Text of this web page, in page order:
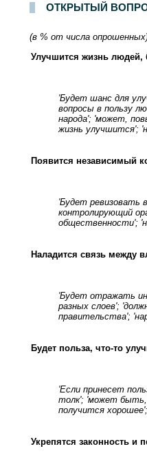
ОТКРЫТЫЙ
(в % от числа
Улучшится жизнь людей,
'Будет шанс для
вопросы в пользу
народа'; 'может,
жизнь улучшится';
Появится независимый
'Будет ревизовать
контролирующий
общественности';
Наладится связь между
'Будет отражать
разных слоев';
правительства';
Будет польза, что-то
'Если принесет
толк'; 'может
получится
Укрепятся законность и